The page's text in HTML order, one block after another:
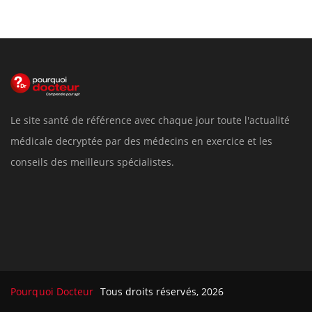
Le site santé de référence avec chaque jour toute l'actualité
médicale decryptée par des médecins en exercice et les
conseils des meilleurs spécialistes.
Pourquoi Docteur Tous droits réservés, 2026